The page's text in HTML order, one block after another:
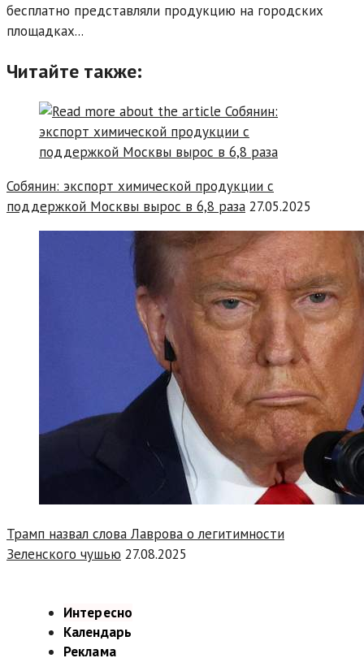
бесплатно представляли продукцию на городских
площадках...
Читайте также:
Собянин: экспорт химической продукции с
поддержкой Москвы вырос в 6,8 раза 27.05.2025
Трамп назвал слова Лаврова о легитимности
Зеленского чушью 27.08.2025
Интересно
Календарь
Реклама